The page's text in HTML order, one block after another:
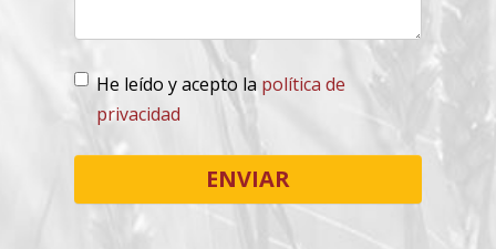
He leído y acepto la política de
privacidad
Lopd*
ENVIAR